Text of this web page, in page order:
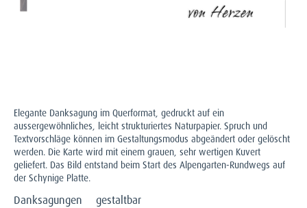
Elegante Danksagung im Querformat, gedruckt auf ein
aussergewöhnliches, leicht strukturiertes Naturpapier. Spruch und
Textvorschläge können im Gestaltungsmodus abgeändert oder gelöscht
werden. Die Karte wird mit einem grauen, sehr wertigen Kuvert
geliefert. Das Bild entstand beim Start des Alpengarten-Rundwegs auf
der Schynige Platte.
Danksagungen gestaltbar